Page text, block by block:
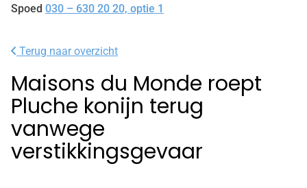
Spoed 030 – 630 20 20, optie 1
Terug naar overzicht
Maisons du Monde roept
Pluche konijn terug
vanwege
verstikkingsgevaar